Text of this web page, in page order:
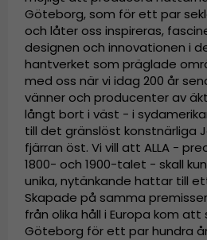
Göteborg, som för ett par
och låter oss inspireras,
designen och innovationen i
hantverket som präglade
med oss när vi idag 200 år
vänner och producenter av
långt bort i väst - i
till det gränslöst konstnärliga
fjärran öst. Vi vill att ALLA -
1800- och 1900-talet - skall
unika, nytänkande hattar till
Skapade på samma
från olika håll i Europa kom
Göteborg för ett par hundra